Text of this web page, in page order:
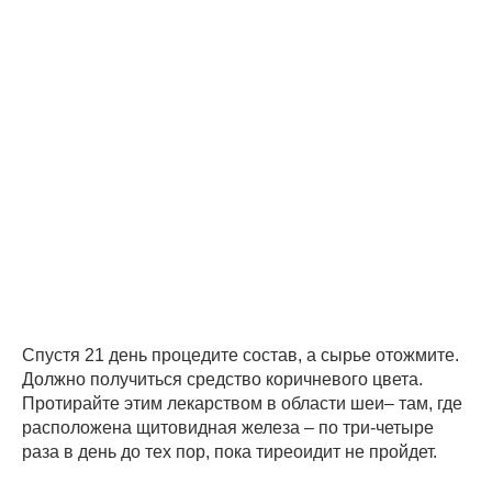
Спустя 21 день процедите состав, а сырье отожмите.
Должно получиться средство коричневого цвета.
Протирайте этим лекарством в области шеи– там, где
расположена щитовидная железа – по три-четыре
раза в день до тех пор, пока тиреоидит не пройдет.